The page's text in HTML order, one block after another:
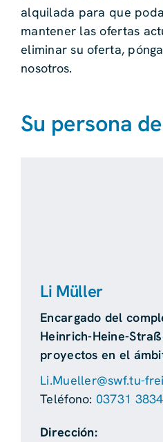
alquilada para que
mantener las ofertas
eliminar su oferta,
nosotros.
Su persona
Li Müller
Encargado del
Heinrich-Heine-
proyectos en el
Li.Mueller@swf.tu-
Teléfono: 03731
Dirección: